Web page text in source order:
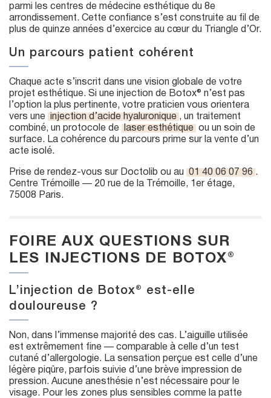
parmi les centres de médecine esthétique du 8e
arrondissement. Cette confiance s’est construite au fil de
plus de quinze années d’exercice au cœur du Triangle d’Or.
Un parcours patient cohérent
Chaque acte s’inscrit dans une vision globale de votre
projet esthétique. Si une injection de Botox® n’est pas
l’option la plus pertinente, votre praticien vous orientera
vers une injection d’acide hyaluronique , un traitement
combiné, un protocole de
laser esthétique ou un soin de
surface. La cohérence du parcours prime sur la vente d’un
acte isolé.
Prise de rendez-vous sur Doctolib ou au 01 40 06 07 96 .
Centre Trémoille — 20 rue de la Trémoille, 1er étage,
75008 Paris.
FOIRE AUX QUESTIONS SUR
LES INJECTIONS DE BOTOX®
L’injection de Botox® est-elle
douloureuse ?
Non, dans l’immense majorité des cas. L’aiguille utilisée
est extrêmement fine — comparable à celle d’un test
cutané d’allergologie. La sensation perçue est celle d’une
légère piqûre, parfois suivie d’une brève impression de
pression. Aucune anesthésie n’est nécessaire pour le
visage. Pour les zones plus sensibles comme la patte